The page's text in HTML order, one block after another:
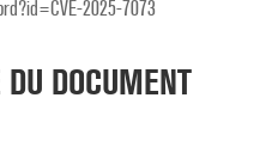
2025-7073
DOCUMENT